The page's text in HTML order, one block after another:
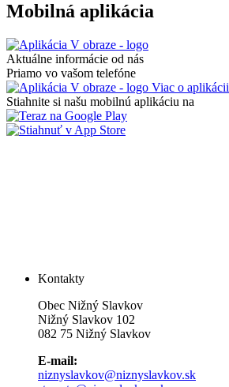
Mobilná aplikácia
Aktuálne informácie od nás
Priamo vo vašom telefóne
Viac o aplikácii
Stiahnite si našu mobilnú aplikáciu na
Kontakty
Obec Nižný Slavkov
Nižný Slavkov 102
082 75 Nižný Slavkov
E-mail:
niznyslavkov@niznyslavkov.sk